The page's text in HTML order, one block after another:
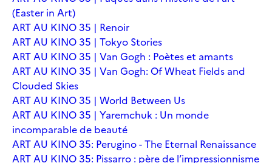
(Easter in Art)
ART AU KINO 35 | Renoir
ART AU KINO 35 | Tokyo Stories
ART AU KINO 35 | Van Gogh : Poètes et amants
ART AU KINO 35 | Van Gogh: Of Wheat Fields and
Clouded Skies
ART AU KINO 35 | World Between Us
ART AU KINO 35 | Yaremchuk : Un monde
incomparable de beauté
ART AU KINO 35: Perugino - The Eternal Renaissance
ART AU KINO 35: Pissarro : père de l’impressionnisme